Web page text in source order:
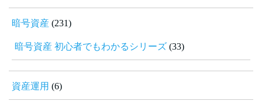
暗号資産 (231)
暗号資産 初心者でもわかるシリーズ (33)
資産運用 (6)